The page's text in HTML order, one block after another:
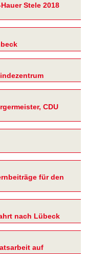
Stele 2018
CDU
für den
nach Lübeck
auf